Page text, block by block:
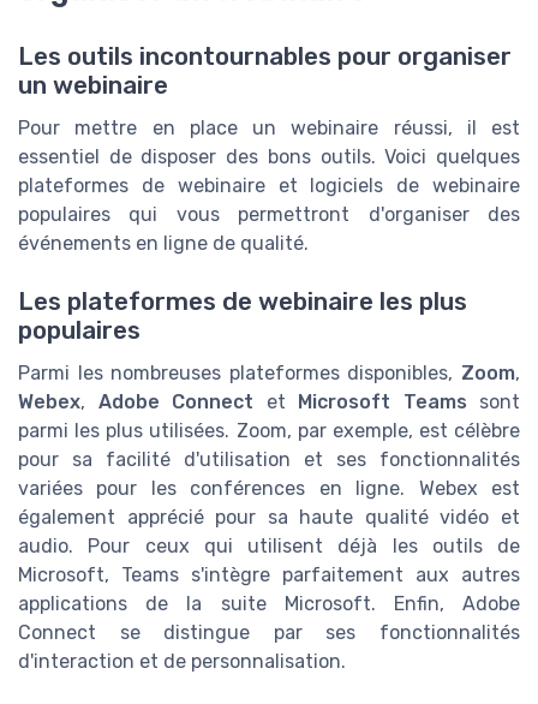
Les outils incontournables pour organiser
un webinaire
Pour mettre en place un webinaire réussi, il est
essentiel de disposer des bons outils. Voici quelques
plateformes de webinaire et logiciels de webinaire
populaires qui vous permettront d'organiser des
événements en ligne de qualité.
Les plateformes de webinaire les plus
populaires
Parmi les nombreuses plateformes disponibles, Zoom,
Webex, Adobe Connect et Microsoft Teams sont
parmi les plus utilisées. Zoom, par exemple, est célèbre
pour sa facilité d'utilisation et ses fonctionnalités
variées pour les conférences en ligne. Webex est
également apprécié pour sa haute qualité vidéo et
audio. Pour ceux qui utilisent déjà les outils de
Microsoft, Teams s'intègre parfaitement aux autres
applications de la suite Microsoft. Enfin, Adobe
Connect se distingue par ses fonctionnalités
d'interaction et de personnalisation.